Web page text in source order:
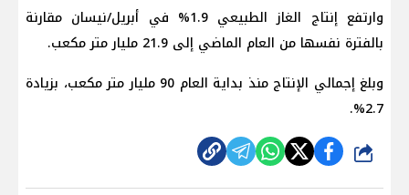
وارتفع إنتاج الغاز الطبيعي 1.9% في أبريل/نيسان مقارنة
بالفترة نفسها من العام الماضي إلى 21.9 مليار متر مكعب.
وبلغ إجمالي الإنتاج منذ بداية العام 90 مليار متر مكعب، بزيادة
2.7%.
شارك